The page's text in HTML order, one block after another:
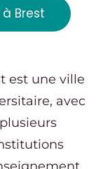
Brest
est une ville
avec
plusieurs